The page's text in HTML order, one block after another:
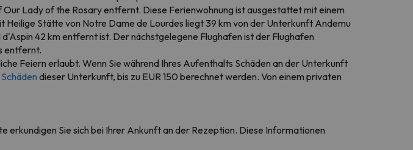
Lady of the Rosary entfernt. Diese Ferienwohnung ist ausgestattet mit einem
Stätte von Notre Dame de Lourdes liegt 39 km von der Unterkunft Andemu
42 km entfernt ist. Der nächstgelegene Flughafen ist der Flughafen
entfernt.
Feiern erlaubt. Wenn Sie während Ihres Aufenthalts Schäden an der Unterkunft
dieser Unterkunft, bis zu EUR 150 berechnet werden. Von einem privaten
Sie sich bei Ihrer Ankunft an der Rezeption. Diese Informationen